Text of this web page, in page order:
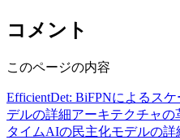
コメント
このページの内容
EfficientDet: BiFPNによるス
デルの詳細アーキテクチャの
タイムAIの民主化モデルの詳